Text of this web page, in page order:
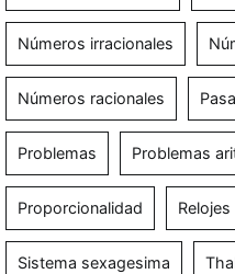
Números irracionales
Números racionales
Problemas Problemas
Proporcionalidad Relojes
Sistema sexagesima